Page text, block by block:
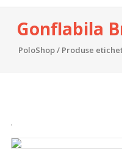
Gonflabila
PoloShop/ Produse
.